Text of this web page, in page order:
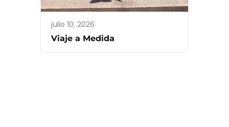
julio 10, 2026
Viaje a Medida